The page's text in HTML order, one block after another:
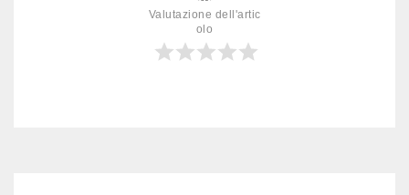
Valutazione dell'artic
olo